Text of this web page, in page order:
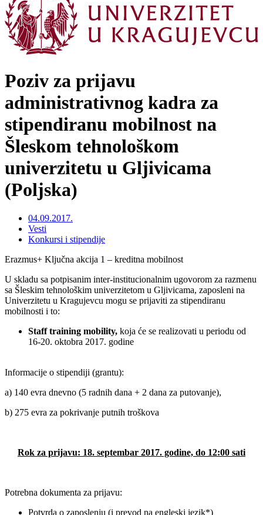
Poziv za prijavu
administrativnog kadra za
stipendiranu mobilnost na
Šleskom tehnološkom
univerzitetu u Gljivicama
(Poljska)
04.09.2017.
Vesti
Konkursi i stipendije
Erazmus+ Ključna akcija 1 – kreditna mobilnost
U skladu sa potpisanim inter-institucionalnim ugovorom za razmenu
sa Šleskim tehnološkim univerzitetom u Gljivicama, zaposleni na
Univerzitetu u Kragujevcu mogu se prijaviti za stipendiranu
mobilnosti i to:
Staff training mobility, koja će se realizovati u periodu od
16-20. oktobra 2017. godine
Informacije o stipendiji (grantu):
a) 140 evra dnevno (5 radnih dana + 2 dana za putovanje),
b) 275 evra za pokrivanje putnih troškova
Rok za prijavu: 18. septembar 2017. godine, do 12:00 sati
Potrebna dokumenta za prijavu:
Potvrda o zaposlenju (i prevod na engleski jezik*)